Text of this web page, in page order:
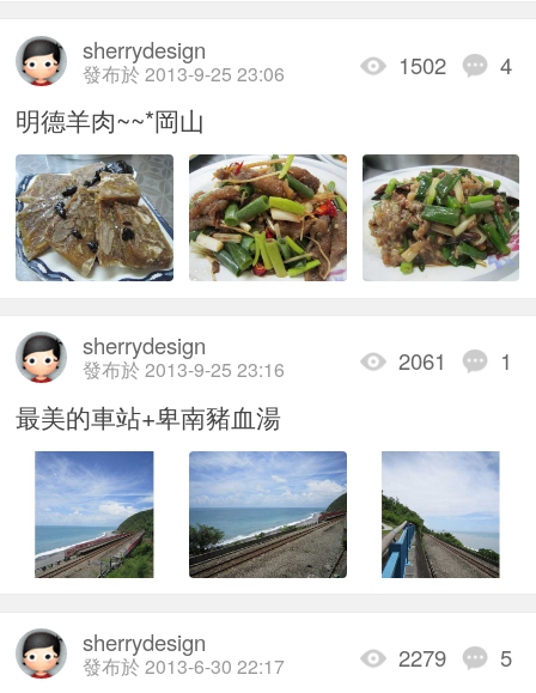
1502 4
sherrydesign
發布於 2013-9-25 23:06
明德羊肉~~*岡山
2061 1
sherrydesign
發布於 2013-9-25 23:16
最美的車站+卑南豬血湯
2279 5
sherrydesign
發布於 2013-6-30 22:17